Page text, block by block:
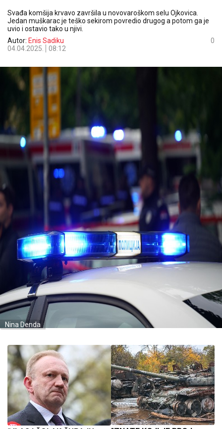
Svađa komšija krvavo završila u novovaroškom selu Ojkovica.
Jedan muškarac je teško sekirom povredio drugog a potom ga je
uvio i ostavio tako u njivi.
Autor: Enis Sadiku
04.04.2025.
08:12
0
Nina Denda